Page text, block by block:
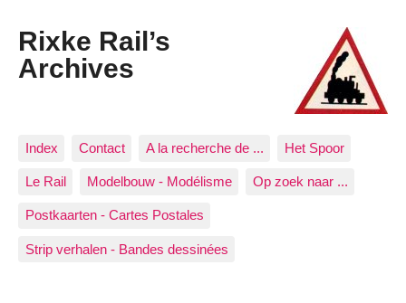
Rixke Rail’s
Archives
Index Contact A la recherche de ... Het Spoor
Le Rail Modelbouw - Modélisme Op zoek naar ...
Postkaarten - Cartes Postales
Strip verhalen - Bandes dessinées